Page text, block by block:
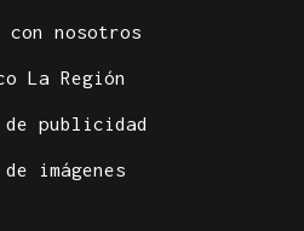
con nosotros
La Región
publicidad
imágenes